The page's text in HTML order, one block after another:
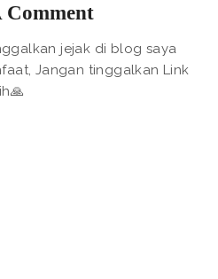
Comment
jejak di blog saya
Jangan tinggalkan Link